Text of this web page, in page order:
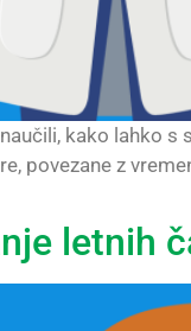
kako lahko
povezane z
letnih